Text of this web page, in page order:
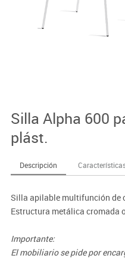
Silla Alpha 600
plást.
Descripción
Silla apilable multifunción de
Estructura metálica cromada
Importante:
El mobiliario se pide por